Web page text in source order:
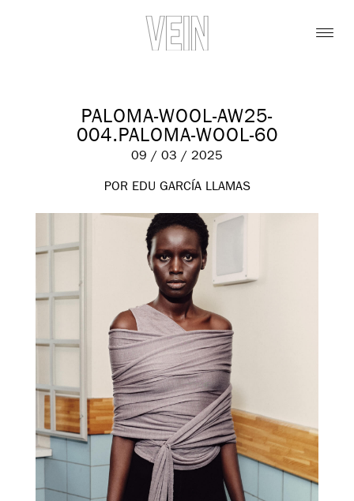
PALOMA-WOOL-AW25-
004.PALOMA-WOOL-60
09 / 03 / 2025
POR EDU GARCÍA LLAMAS